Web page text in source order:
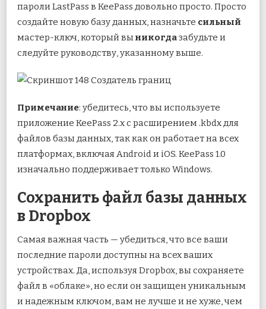
пароли LastPass в KeePass довольно просто. Просто
создайте новую базу данных, назначьте сильный
мастер-ключ, который выникогдазабудьте и
следуйте руководству, указанному выше.
Примечание: убедитесь, что вы используете
приложение KeePass 2.x с расширением .kbdx для
файлов базы данных, так как он работает на всех
платформах, включая Android и iOS. KeePass 1.0
изначально поддерживает только Windows.
Сохранить файл базы данных
в Dropbox
Самая важная часть — убедиться, что все ваши
последние пароли доступны на всех ваших
устройствах. Да, используя Dropbox, вы сохраняете
файл в «облаке», но если он защищен уникальным
и надежным ключом, вам не лучше и не хуже, чем